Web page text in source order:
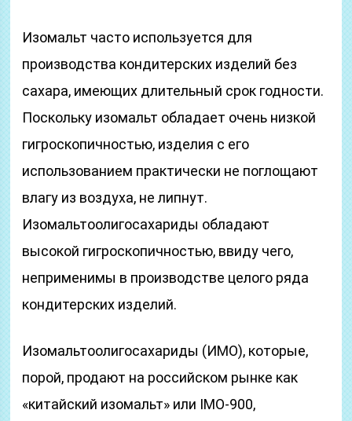
Изомальт часто используется для
производства кондитерских изделий без
сахара, имеющих длительный срок годности.
Поскольку изомальт обладает очень низкой
гигроскопичностью, изделия с его
использованием практически не поглощают
влагу из воздуха, не липнут.
Изомальтоолигосахариды обладают
высокой гигроскопичностью, ввиду чего,
неприменимы в производстве целого ряда
кондитерских изделий.
Изомальтоолигосахариды (ИМО), которые,
порой, продают на российском рынке как
«китайский изомальт» или IMO-900,